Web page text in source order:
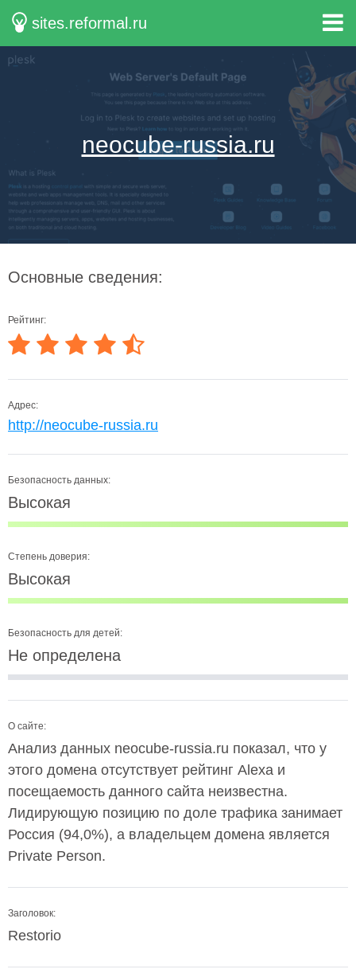
sites.reformal.ru
neocube-russia.ru
Основные сведения:
Рейтинг:
Адрес:
http://neocube-russia.ru
Безопасность данных:
Высокая
Степень доверия:
Высокая
Безопасность для детей:
Не определена
О сайте:
Анализ данных neocube-russia.ru показал, что у
этого домена отсутствует рейтинг Alexa и
посещаемость данного сайта неизвестна.
Лидирующую позицию по доле трафика занимает
Россия (94,0%), а владельцем домена является
Private Person.
Заголовок:
Restorio